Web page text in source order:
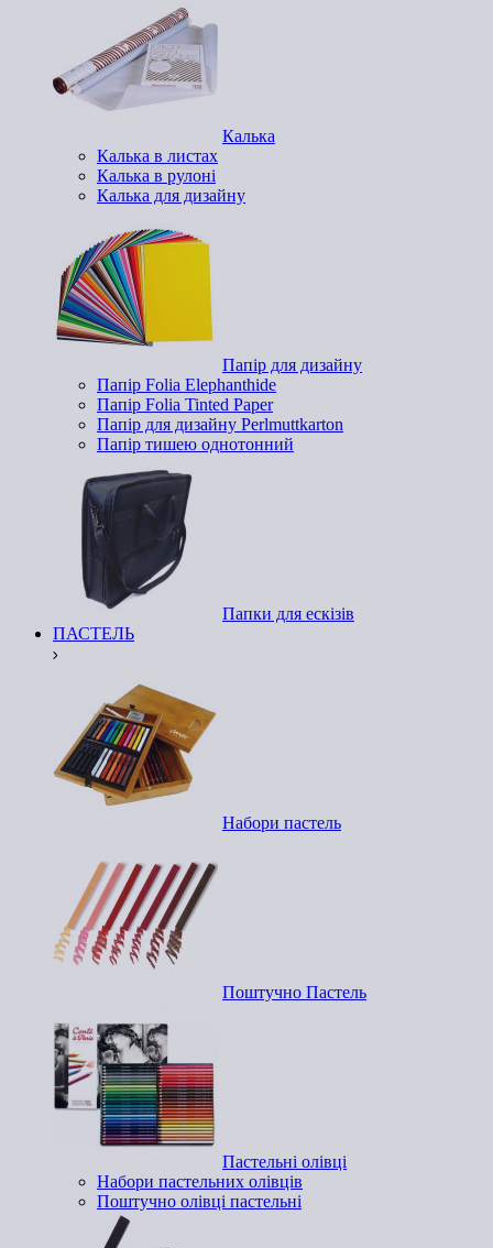
Калька
Калька в листах
Калька в рулоні
Калька для дизайну
Папір для дизайну
Папір Folia Elephanthide
Папір Folia Tinted Paper
Папір для дизайну Perlmuttkarton
Папір тишею однотонний
Папки для ескізів
ПАСТЕЛЬ
Набори пастель
Поштучно Пастель
Пастельні олівці
Набори пастельних олівців
Поштучно олівці пастельні